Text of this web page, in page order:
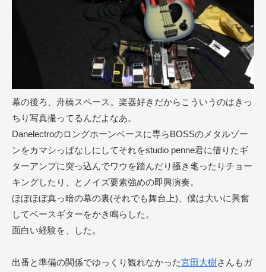
幕の後ろ、舟橋スペース。楽器好きだからこういうのはきっ
ちり写真撮ってるんだよなあ。
Danelectroのロングホーンベースに専らBOSSのメタルゾー
ンをカマシっぱなしにしてそれをstudio penne君に借りたギ
ターアンプに突っ込んでワウを踏んだり掻き毟ったりチョー
キングしたり、とノイズ要素強めの即興演奏。
ほぼほぼ真っ暗の幕の裏(それでも舞台上)、僕は大いに興奮
してベースギターをかき鳴らした。
面白い経験を、した。
出番と準備の関係でゆっくり観れなかった宮田大樹さんもガ